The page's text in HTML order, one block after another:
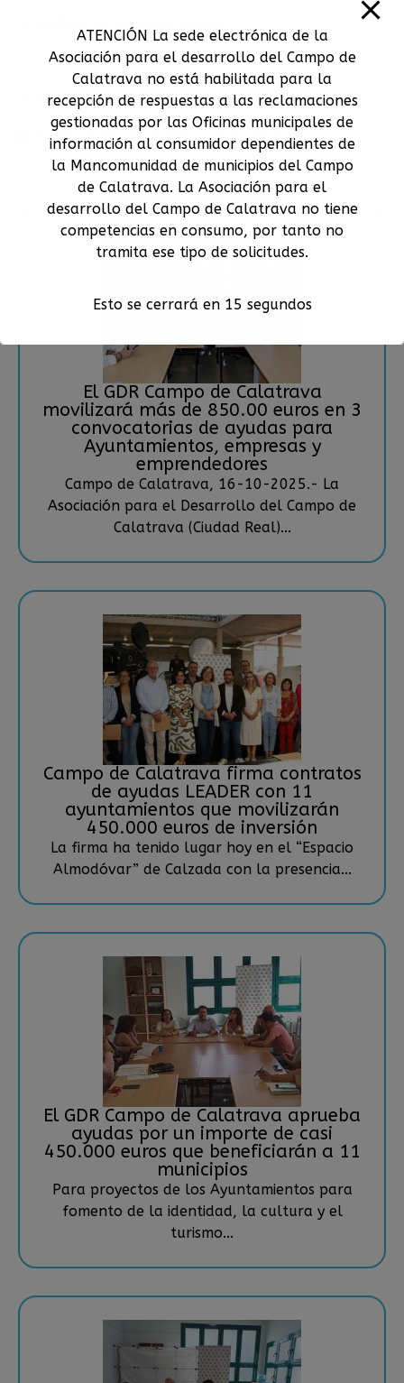
5. Análisis de ejemplos reales
Archivos
Solicitud de Inscripción a la Jornada
Otras noticias
El GDR Campo de Calatrava
movilizará más de 850.00 euros en 3
convocatorias de ayudas para
Ayuntamientos, empresas y
emprendedores
Campo de Calatrava, 16-10-2025.- La
Asociación para el Desarrollo del Campo de
Calatrava (Ciudad Real)...
Campo de Calatrava firma contratos
de ayudas LEADER con 11
ayuntamientos que movilizarán
450.000 euros de inversión
La firma ha tenido lugar hoy en el “Espacio
Almodóvar” de Calzada con la presencia...
El GDR Campo de Calatrava aprueba
ayudas por un importe de casi
450.000 euros que beneficiarán a 11
municipios
Para proyectos de los Ayuntamientos para
fomento de la identidad, la cultura y el
turismo...
ATENCIÓN La sede electrónica de la
Asociación para el desarrollo del Campo de
Calatrava no está habilitada para la
recepción de respuestas a las reclamaciones
gestionadas por las Oficinas municipales de
información al consumidor dependientes de
la Mancomunidad de municipios del Campo
de Calatrava. La Asociación para el
desarrollo del Campo de Calatrava no tiene
competencias en consumo, por tanto no
tramita ese tipo de solicitudes.
Esto se cerrará en 14 segundos